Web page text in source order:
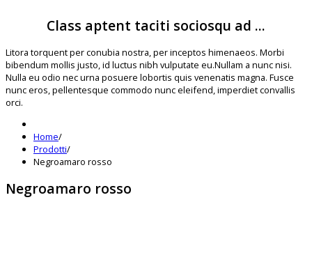
Class aptent taciti sociosqu ad ...
Litora torquent per conubia nostra, per inceptos himenaeos. Morbi
bibendum mollis justo, id luctus nibh vulputate eu.Nullam a nunc nisi.
Nulla eu odio nec urna posuere lobortis quis venenatis magna. Fusce
nunc eros, pellentesque commodo nunc eleifend, imperdiet convallis
orci.
Home/
Prodotti/
Negroamaro rosso
Negroamaro rosso